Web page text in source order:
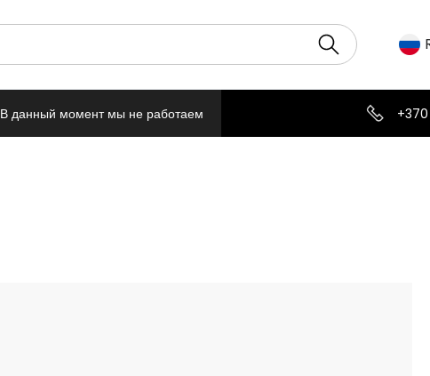
В данный момент мы не работаем